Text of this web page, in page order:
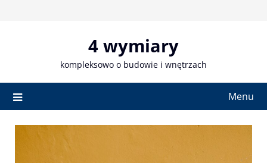
4 wymiary
kompleksowo o budowie i wnętrzach
Menu